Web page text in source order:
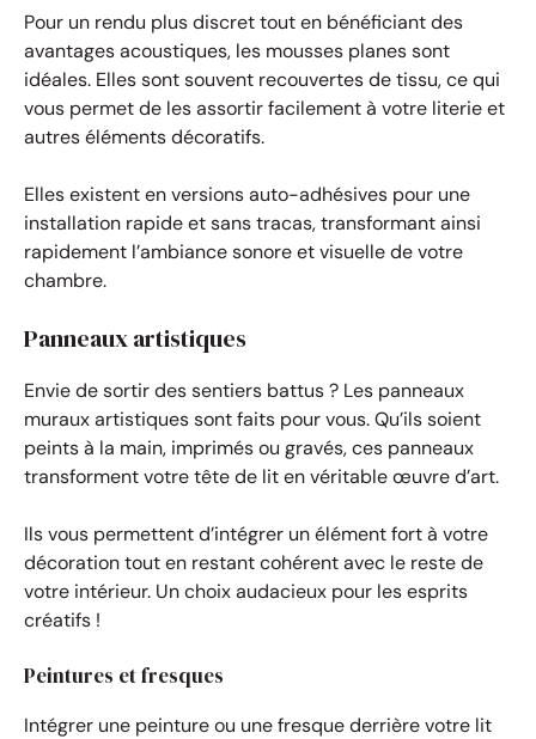
Pour un rendu plus discret tout en bénéficiant des
avantages acoustiques, les mousses planes sont
idéales. Elles sont souvent recouvertes de tissu, ce qui
vous permet de les assortir facilement à votre literie et
autres éléments décoratifs.
Elles existent en versions auto-adhésives pour une
installation rapide et sans tracas, transformant ainsi
rapidement l’ambiance sonore et visuelle de votre
chambre.
Panneaux artistiques
Envie de sortir des sentiers battus ? Les panneaux
muraux artistiques sont faits pour vous. Qu’ils soient
peints à la main, imprimés ou gravés, ces panneaux
transforment votre tête de lit en véritable œuvre d’art.
Ils vous permettent d’intégrer un élément fort à votre
décoration tout en restant cohérent avec le reste de
votre intérieur. Un choix audacieux pour les esprits
créatifs !
Peintures et fresques
Intégrer une peinture ou une fresque derrière votre lit